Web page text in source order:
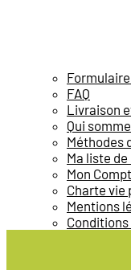
FAQ
Livraison
Qui
Méthodes
Ma liste
Mon
Charte vie
Mentions